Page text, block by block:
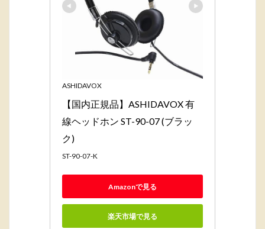
ASHIDAVOX
【国内正規品】ASHIDAVOX 有
線ヘッドホン ST-90-07 (ブラッ
ク)
ST-90-07-K
Amazonで見る
楽天市場で見る